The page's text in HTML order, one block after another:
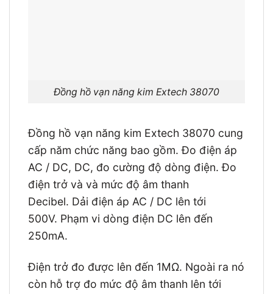
Đồng hồ vạn năng kim Extech 38070
Đồng hồ vạn năng kim Extech 38070 cung
cấp năm chức năng bao gồm. Đo điện áp
AC / DC, DC, đo cường độ dòng điện. Đo
điện trở và và mức độ âm thanh
Decibel. Dải điện áp AC / DC lên tới
500V. Phạm vi dòng điện DC lên đến
250mA.
Điện trở đo được lên đến 1MΩ. Ngoài ra nó
còn hỗ trợ đo mức độ âm thanh lên tới